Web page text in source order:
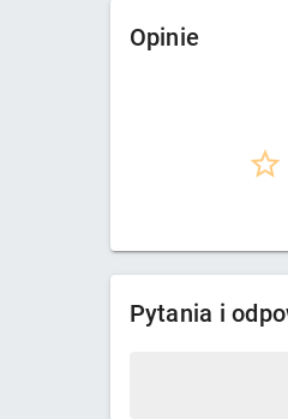
Opinie
Pytania i